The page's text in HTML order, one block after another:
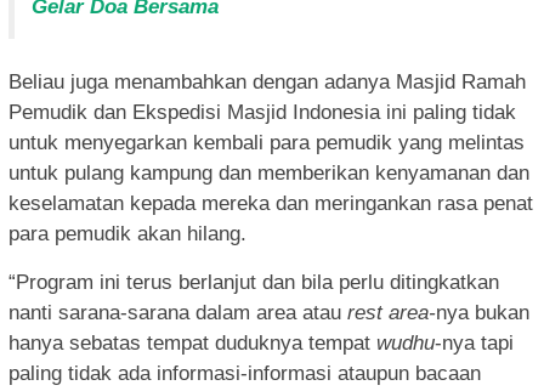
Gelar Doa Bersama
Beliau juga menambahkan dengan adanya Masjid Ramah
Pemudik dan Ekspedisi Masjid Indonesia ini paling tidak
untuk menyegarkan kembali para pemudik yang melintas
untuk pulang kampung dan memberikan kenyamanan dan
keselamatan kepada mereka dan meringankan rasa penat
para pemudik akan hilang.
“Program ini terus berlanjut dan bila perlu ditingkatkan
nanti sarana-sarana dalam area atau rest area-nya bukan
hanya sebatas tempat duduknya tempat wudhu-nya tapi
paling tidak ada informasi-informasi ataupun bacaan